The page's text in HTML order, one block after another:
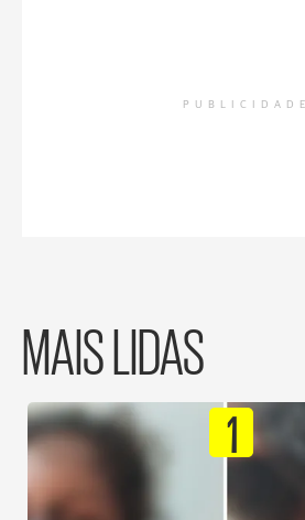
PUBLICIDADE
MAIS LIDAS
1